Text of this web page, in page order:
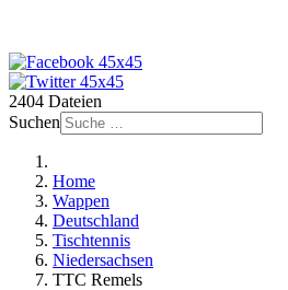
2404 Dateien
Suchen
Home
Wappen
Deutschland
Tischtennis
Niedersachsen
TTC Remels